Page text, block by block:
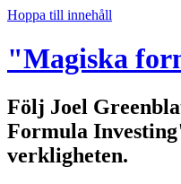
Hoppa till innehåll
"Magiska
Följ Joel
Formula
verkligheten.